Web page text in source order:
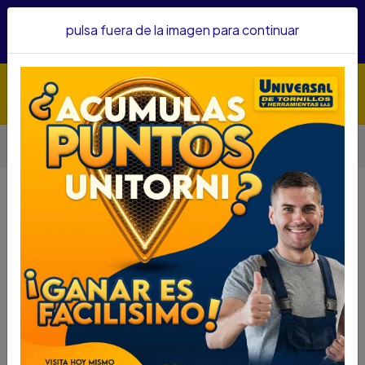
confianza&nbsp;Recibe un KIT PARRILLERO por compras
Inicio
PIEDRA DREMEL AFILAR 3/16-4.8MM 2615.000.454-000
PIEDRA DREMEL AFILAR 3/16-4.8MM
2615.000.454-000
SKU...75255090
PIEDRA DREMEL AFILAR 3/16-4.8MM 2615.000.454-
000
pulsa fuera de la imagen para continuar